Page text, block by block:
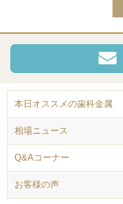
本日オススメの歯科金属
相場ニュース
Q&Aコーナー
お客様の声